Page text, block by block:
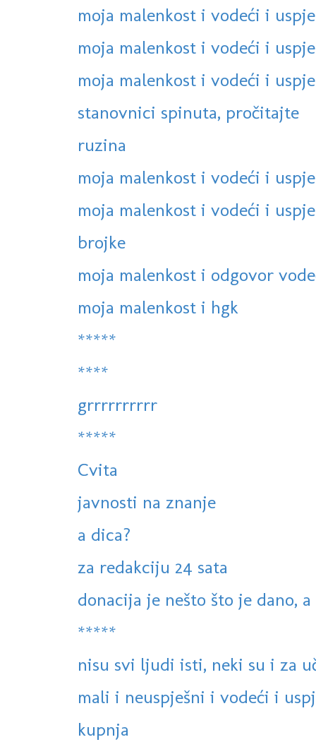
moja malenkost i vodeći i
moja malenkost i vodeći i
moja malenkost i vodeći i
stanovnici spinuta, pročitajte
ruzina
moja malenkost i vodeći i
moja malenkost i vodeći i
brojke
moja malenkost i odgovor
moja malenkost i hgk
*****
****
grrrrrrrrrr
*****
Cvita
javnosti na znanje
a dica?
za redakciju 24 sata
donacija je nešto što je dano, a
*****
nisu svi ljudi isti, neki su i za
mali i neuspješni i vodeći i
kupnja